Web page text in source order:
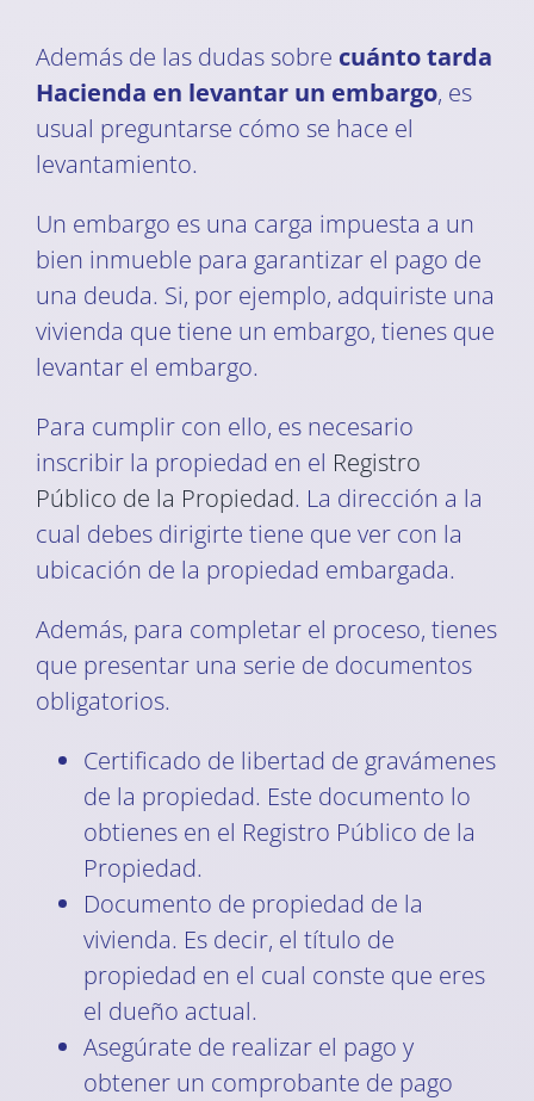
Además de las dudas sobre cuánto tarda
Hacienda en levantar un embargo, es
usual preguntarse cómo se hace el
levantamiento.
Un embargo es una carga impuesta a un
bien inmueble para garantizar el pago de
una deuda. Si, por ejemplo, adquiriste una
vivienda que tiene un embargo, tienes que
levantar el embargo.
Para cumplir con ello, es necesario
inscribir la propiedad en el Registro
Público de la Propiedad. La dirección a la
cual debes dirigirte tiene que ver con la
ubicación de la propiedad embargada.
Además, para completar el proceso, tienes
que presentar una serie de documentos
obligatorios.
Certificado de libertad de gravámenes
de la propiedad. Este documento lo
obtienes en el Registro Público de la
Propiedad.
Documento de propiedad de la
vivienda. Es decir, el título de
propiedad en el cual conste que eres
el dueño actual.
Asegúrate de realizar el pago y
obtener un comprobante de pago